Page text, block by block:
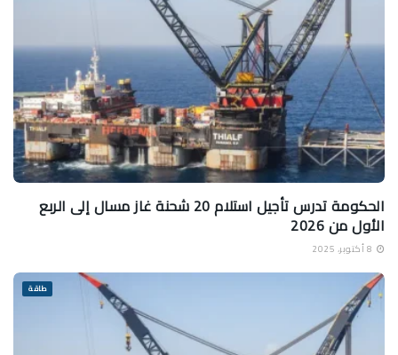
الحكومة تدرس تأجيل استلام 20 شحنة غاز مسال إلى الربع
الأول من 2026
طاقة